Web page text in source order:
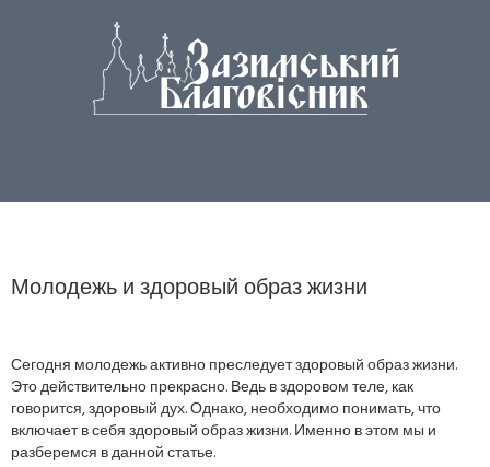
Молодежь и здоровый образ жизни
Сегодня молодежь активно преследует здоровый образ жизни.
Это действительно прекрасно. Ведь в здоровом теле, как
говорится, здоровый дух. Однако, необходимо понимать, что
включает в себя здоровый образ жизни. Именно в этом мы и
разберемся в данной статье.